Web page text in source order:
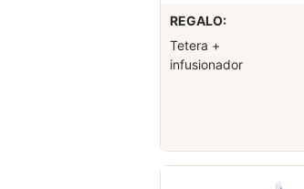
REGALO:
Tetera +
infusionador